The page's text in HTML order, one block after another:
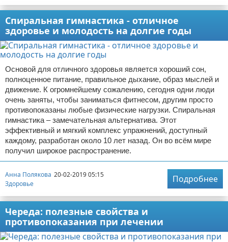
Спиральная гимнастика - отличное
здоровье и молодость на долгие годы
Основой для отличного здоровья является хороший сон,
полноценное питание, правильное дыхание, образ мыслей и
движение. К огромнейшему сожалению, сегодня одни люди
очень заняты, чтобы заниматься фитнесом, другим просто
противопоказаны любые физические нагрузки. Спиральная
гимнастика – замечательная альтернатива. Этот
эффективный и мягкий комплекс упражнений, доступный
каждому, разработан около 10 лет назад. Он во всём мире
получил широкое распространение.
Анна Полякова 20-02-2019 05:15
Здоровье
Подробнее
Череда: полезные свойства и
противопоказания при лечении